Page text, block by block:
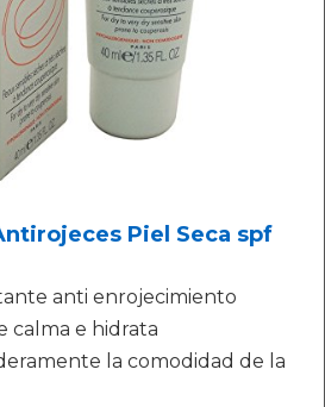
Piel Seca spf
anti enrojecimiento
calma e hidrata
la comodidad de la